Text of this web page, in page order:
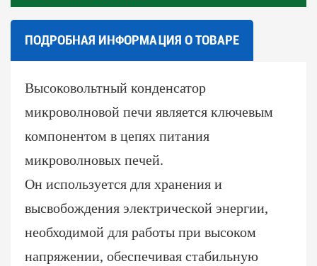
ПОДРОБНАЯ ИНФОРМАЦИЯ О ТОВАРЕ
Высоковольтный конденсатор
микроволновой печи является ключевым
компонентом в цепях питания
микроволновых печей.
Он используется для хранения и
высвобождения электрической энергии,
необходимой для работы при высоком
напряжении, обеспечивая стабильную